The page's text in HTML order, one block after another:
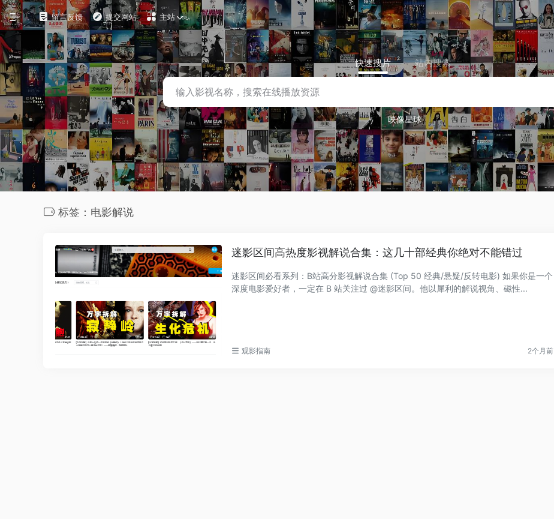
自定义
在线影视
影视下载
资源铺
电影搜索
探索发现
观影软件
最新收录
留言反馈 提交网站 主站
快速搜片 站内搜索
映像星球
标签：电影解说
迷影区间高热度影视解说合集：这几十部经典你绝对不能错过
迷影区间必看系列：B站高分影视解说合集 (Top 50 经典/悬疑/反转电影) 如果你是一个
深度电影爱好者，一定在 B 站关注过 @迷影区间。他以犀利的解说视角、磁性...
观影指南 2个月前